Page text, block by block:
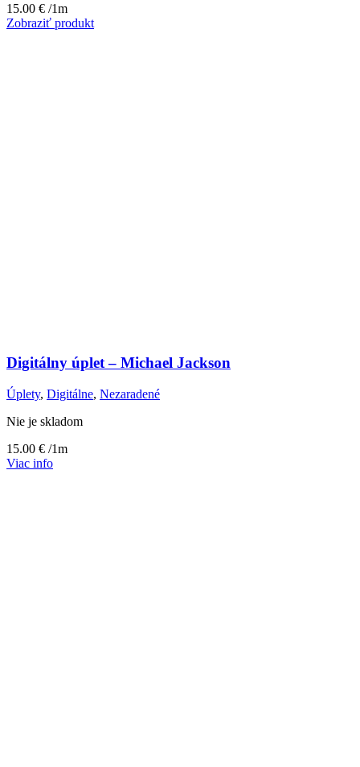
15.00 € /1m
Zobraziť produkt
Digitálny úplet – Michael Jackson
Úplety, Digitálne, Nezaradené
Nie je skladom
15.00 € /1m
Viac info